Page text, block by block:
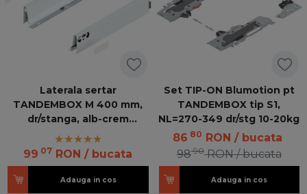
Laterala sertar
TANDEMBOX M 400 mm,
dr/stanga, alb-crem
Intivo/Antaro 378M4002SA
Z R+L V20SEIW
99 07 RON / bucata
Adauga in cos
Set TIP-ON Blumotion pt
TANDEMBOX tip S1,
NL=270-349 dr/stg 10-20kg
86 80 RON / bucata
9890 RON / bucata
Adauga in cos